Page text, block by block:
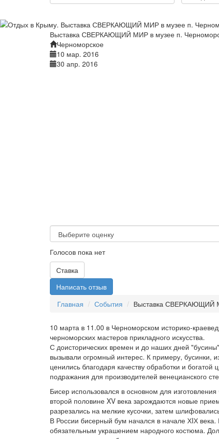
Выставка СВЕРКАЮЩИЙ МИР в музее п.
Черноморское
10 мар. 2016
30 апр. 2016
Голосов пока нет
Ставка
Написать отзыв
Главная
События Выставка СВЕРКАЮЩИЙ
10 марта в 11.00 в Черноморском историко-
черноморских мастеров прикладного искусства.
С доисторических времен и до наших дней
вызывали огромный интерес. К примеру, бусинки,
ценились благодаря качеству обработки и
подражания для производителей венецианского
Бисер использовался в основном для
второй половине XV века зарождаются новые
разрезались на мелкие кусочки, затем
В России бисерный бум начался в начале ХIХ века.
обязательным украшением народного костюма.